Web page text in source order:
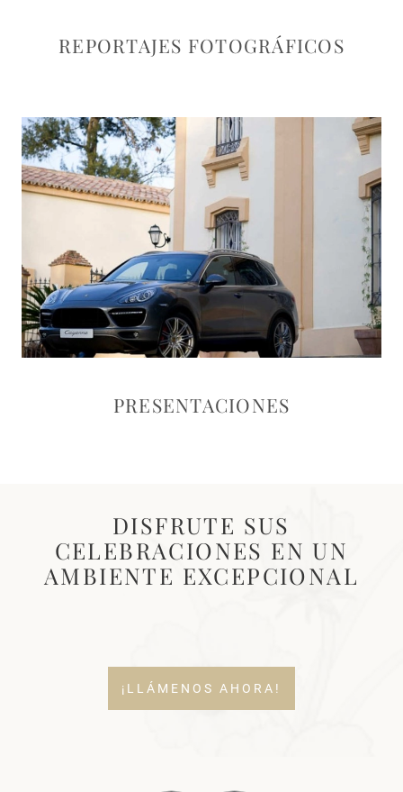
REPORTAJES FOTOGRÁFICOS
PRESENTACIONES
DISFRUTE SUS
CELEBRACIONES EN UN
AMBIENTE EXCEPCIONAL
¡LLÁMENOS AHORA!